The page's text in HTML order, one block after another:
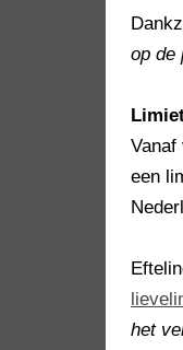
op de
Vanaf
een
het